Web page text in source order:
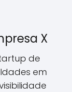
X
de
em